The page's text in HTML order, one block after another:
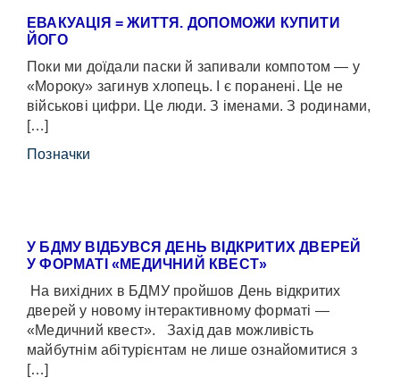
ЕВАКУАЦІЯ = ЖИТТЯ. ДОПОМОЖИ КУПИТИ
ЙОГО
Поки ми доїдали паски й запивали компотом — у
«Мороку» загинув хлопець. І є поранені. Це не
військові цифри. Це люди. З іменами. З родинами,
[…]
Позначки
У БДМУ ВІДБУВСЯ ДЕНЬ ВІДКРИТИХ ДВЕРЕЙ
У ФОРМАТІ «МЕДИЧНИЙ КВЕСТ»
На вихідних в БДМУ пройшов День відкритих
дверей у новому інтерактивному форматі —
«Медичний квест». Захід дав можливість
майбутнім абітурієнтам не лише ознайомитися з
[…]